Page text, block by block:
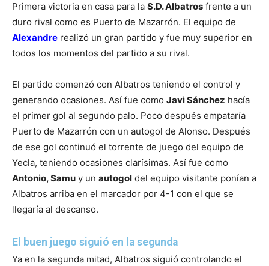
Primera victoria en casa para la S.D. Albatros frente a un
duro rival como es Puerto de Mazarrón. El equipo de
Alexandre realizó un gran partido y fue muy superior en
todos los momentos del partido a su rival.
El partido comenzó con Albatros teniendo el control y
generando ocasiones. Así fue como Javi Sánchez hacía
el primer gol al segundo palo. Poco después empataría
Puerto de Mazarrón con un autogol de Alonso. Después
de ese gol continuó el torrente de juego del equipo de
Yecla, teniendo ocasiones clarísimas. Así fue como
Antonio, Samu y un autogol del equipo visitante ponían a
Albatros arriba en el marcador por 4-1 con el que se
llegaría al descanso.
El buen juego siguió en la segunda
Ya en la segunda mitad, Albatros siguió controlando el